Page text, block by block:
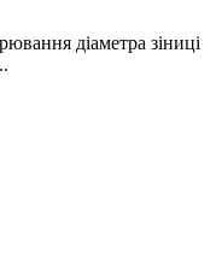
діаметра зіниці